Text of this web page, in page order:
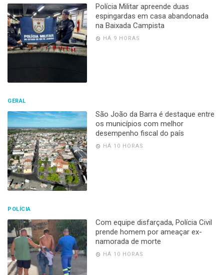
Polícia Militar apreende duas
espingardas em casa abandonada
na Baixada Campista
HÁ 9 HORAS
GERAL
São João da Barra é destaque entre
os municípios com melhor
desempenho fiscal do país
HÁ 10 HORAS
POLÍCIA
Com equipe disfarçada, Polícia Civil
prende homem por ameaçar ex-
namorada de morte
HÁ 10 HORAS